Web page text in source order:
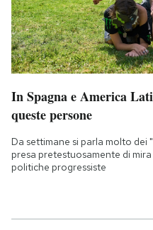
In Spagna e America
queste persone
Da settimane si parla molto
presa pretestuosamente di
politiche progressiste